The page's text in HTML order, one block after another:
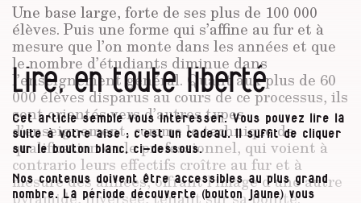
Une base large, forte de ses plus de 100 000
élèves. Puis une forme qui s’affine au fur et à
mesure que l’on monte dans les années et que
le nombre d’étudiants diminue dans
l’enseignement général. Quant aux plus de 60
000 élèves disparus au cours de ce processus, ils
sont orientés vers d’autres types
d’enseignement, comme le technique de
qualification ou le professionnel, qui voient à
contrario leurs effectifs croître au fur et à
mesure des années, offrant l’image d’une autre
pyramide, inversée, tenant sur sa pointe.
Lire, en toute liberté
Cet article semble vous intéresser. Vous pouvez lire la
suite à votre aise : c’est un cadeau. Il suffit de cliquer
sur le bouton blanc, ci-dessous.
Nos contenus doivent être accessibles au plus grand
nombre. La période découverte (bouton jaune) vous